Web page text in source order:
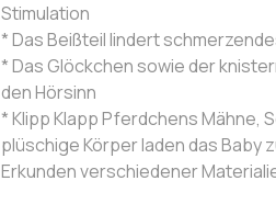
Stimulation
* Das Beißteil lindert
* Das Glöckchen sowie der
den Hörsinn
* Klipp Klapp Pferdchens Mähne,
plüschige Körper laden das Baby
Erkunden verschiedener